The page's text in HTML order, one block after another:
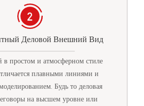
Деловой Внешний Вид
простом и атмосферном стиле
плавными линиями и
Будь то деловая
на высшем уровне или